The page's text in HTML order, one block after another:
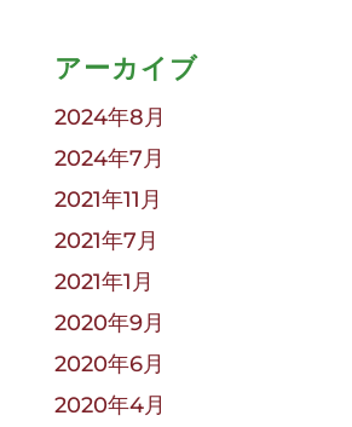
アーカイブ
2024年8月
2024年7月
2021年11月
2021年7月
2021年1月
2020年9月
2020年6月
2020年4月